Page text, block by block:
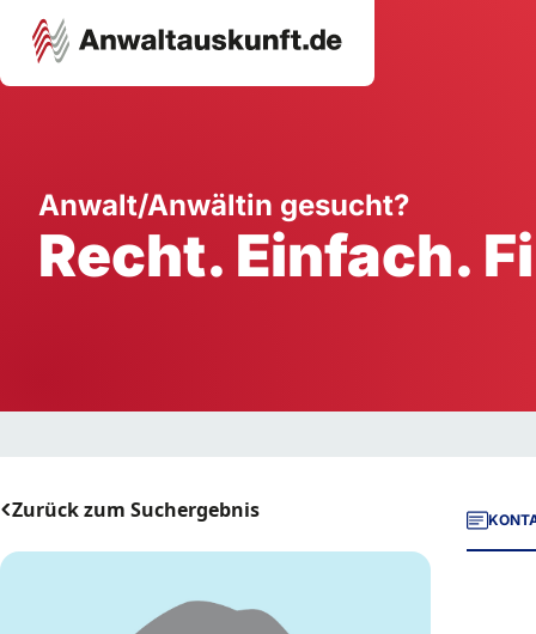
Ausbildung
Handwerk
Dienstleistung
Anwalt/Anwältin gesucht?
Recht. Einfach.
Zurück zum Suchergebnis